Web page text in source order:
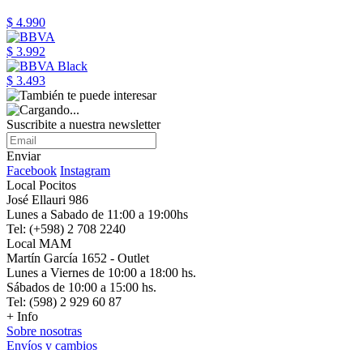
$ 4.990
$ 3.992
$ 3.493
Suscribite a nuestra newsletter
Enviar
Facebook Instagram
Local Pocitos
José Ellauri 986
Lunes a Sabado de 11:00 a 19:00hs
Tel: (+598) 2 708 2240
Local MAM
Martín García 1652 - Outlet
Lunes a Viernes de 10:00 a 18:00 hs.
Sábados de 10:00 a 15:00 hs.
Tel: (598) 2 929 60 87
+ Info
Sobre nosotras
Envíos y cambios